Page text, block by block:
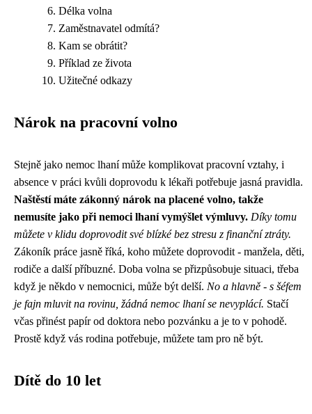
Délka volna
Zaměstnavatel odmítá?
Kam se obrátit?
Příklad ze života
Užitečné odkazy
Nárok na pracovní volno
Stejně jako nemoc lhanímůže komplikovat pracovní vztahy, i
absence v práci kvůli doprovodu k lékaři potřebuje jasná pravidla.
Naštěstí máte zákonný nárok na placené volno, takže
nemusíte jako při nemoci lhaní vymýšlet výmluvy. Díky tomu
můžete v klidu doprovodit své blízké bez stresu z finanční ztráty.
Zákoník práce jasně říká, koho můžete doprovodit - manžela, děti,
rodiče a další příbuzné. Doba volna se přizpůsobuje situaci, třeba
když je někdo v nemocnici, může být delší. No a hlavně - s šéfem
je fajn mluvit na rovinu, žádná nemoc lhaní se nevyplácí. Stačí
včas přinést papír od doktora nebo pozvánku a je to v pohodě.
Prostě když vás rodina potřebuje, můžete tam pro ně být.
Dítě do 10 let